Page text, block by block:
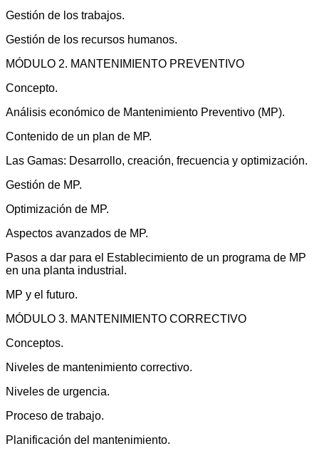
Gestión de los trabajos.
Gestión de los recursos humanos.
MÓDULO 2. MANTENIMIENTO PREVENTIVO
Concepto.
Análisis económico de Mantenimiento Preventivo (MP).
Contenido de un plan de MP.
Las Gamas: Desarrollo, creación, frecuencia y optimización.
Gestión de MP.
Optimización de MP.
Aspectos avanzados de MP.
Pasos a dar para el Establecimiento de un programa de MP
en una planta industrial.
MP y el futuro.
MÓDULO 3. MANTENIMIENTO CORRECTIVO
Conceptos.
Niveles de mantenimiento correctivo.
Niveles de urgencia.
Proceso de trabajo.
Planificación del mantenimiento.